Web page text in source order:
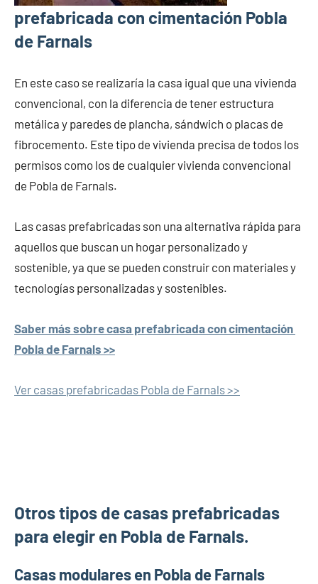
prefabricada con cimentación Pobla
de Farnals
En este caso se realizaría la casa igual que una vivienda
convencional, con la diferencia de tener estructura
metálica y paredes de plancha, sándwich o placas de
fibrocemento. Este tipo de vivienda precisa de todos los
permisos como los de cualquier vivienda convencional
de Pobla de Farnals.
Las casas prefabricadas son una alternativa rápida para
aquellos que buscan un hogar personalizado y
sostenible, ya que se pueden construir con materiales y
tecnologías personalizadas y sostenibles.
Saber más sobre casa prefabricada con cimentación
Pobla de Farnals >>
Ver casas prefabricadas Pobla de Farnals >>
Otros tipos de casas prefabricadas
para elegir en Pobla de Farnals.
Casas modulares en Pobla de Farnals